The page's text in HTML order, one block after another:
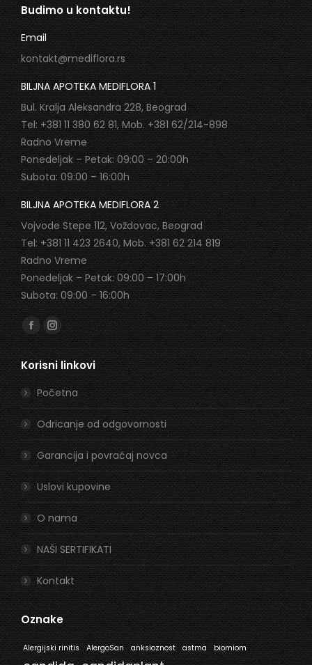
Budimo u kontaktu!
Email
kontakt@mediflora.rs
BILJNA APOTEKA MEDIFLORA 1
Bul. Kralja Aleksandra 228, Beograd
Tel: +381 11 380 62 81, Mob. +381 62/214-898
Radno Vreme
Ponedeljak – Petak: 09:00 – 20:00h
Subota: 09:00 – 16:00h
BILJNA APOTEKA MEDIFLORA 2
Vojvode Stepe 112, Voždovac, Beograd
Tel: +381 11 423 2640, Mob. +381 62 214 819
Radno Vreme
Ponedeljak – Petak: 09:00 – 17:00h
Subota: 09:00 – 16:00h
Find us on:
Facebook
page
opens
in
new
window
Instagram
page
opens
in
new
window
Korisni linkovi
Početna
Odricanje od odgovornosti
Garancija i povraćaj novca
Uslovi kupovine
O nama
NAŠI SERTIFIKATI
Kontakt
Oznake
Alergijski rinitis AlergoSan anksioznost astma biomiom